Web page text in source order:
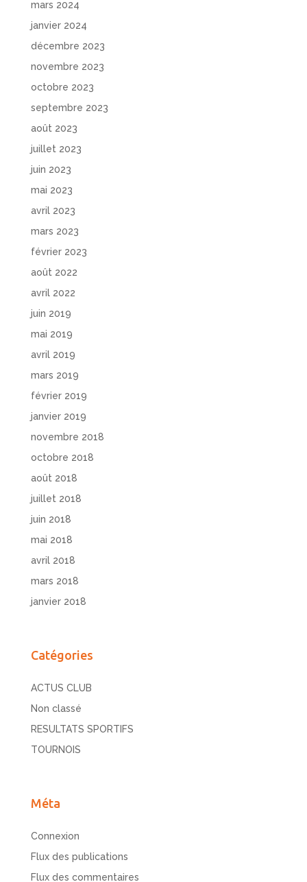
mars 2024
janvier 2024
décembre 2023
novembre 2023
octobre 2023
septembre 2023
août 2023
juillet 2023
juin 2023
mai 2023
avril 2023
mars 2023
février 2023
août 2022
avril 2022
juin 2019
mai 2019
avril 2019
mars 2019
février 2019
janvier 2019
novembre 2018
octobre 2018
août 2018
juillet 2018
juin 2018
mai 2018
avril 2018
mars 2018
janvier 2018
Catégories
ACTUS CLUB
Non classé
RESULTATS SPORTIFS
TOURNOIS
Méta
Connexion
Flux des publications
Flux des commentaires